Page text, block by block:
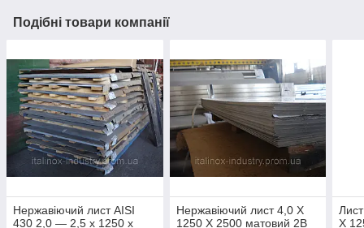
Подібні товари компанії
Нержавіючий лист AISI
430 2,0 — 2,5 х 1250 х
Нержавіючий лист 4,0 Х
1250 Х 2500 матовий 2В
Х